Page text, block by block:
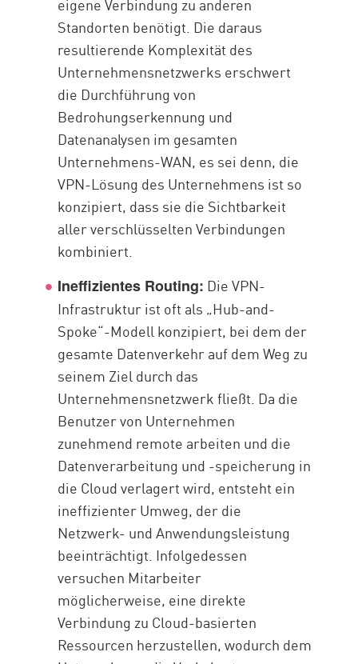
eigene Verbindung zu anderen
Standorten benötigt. Die daraus
resultierende Komplexität des
Unternehmensnetzwerks erschwert
die Durchführung von
Bedrohungserkennung und
Datenanalysen im gesamten
Unternehmens-WAN, es sei denn, die
VPN-Lösung des Unternehmens ist so
konzipiert, dass sie die Sichtbarkeit
aller verschlüsselten Verbindungen
kombiniert.
Ineffizientes Routing: Die VPN-
Infrastruktur ist oft als „Hub-and-
Spoke“-Modell konzipiert, bei dem der
gesamte Datenverkehr auf dem Weg zu
seinem Ziel durch das
Unternehmensnetzwerk fließt. Da die
Benutzer von Unternehmen
zunehmend remote arbeiten und die
Datenverarbeitung und -speicherung in
die Cloud verlagert wird, entsteht ein
ineffizienter Umweg, der die
Netzwerk- und Anwendungsleistung
beeinträchtigt. Infolgedessen
versuchen Mitarbeiter
möglicherweise, eine direkte
Verbindung zu Cloud-basierten
Ressourcen herzustellen, wodurch dem